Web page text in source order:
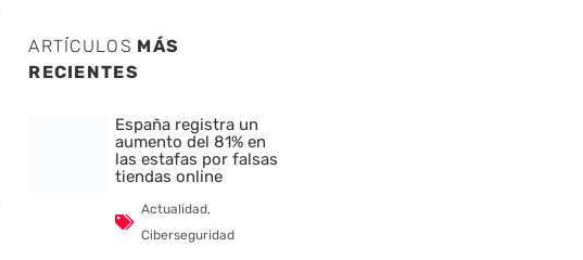
ARTÍCULOS MÁS
RECIENTES
España registra un
aumento del 81% en
las estafas por falsas
tiendas online
Actualidad,
Ciberseguridad